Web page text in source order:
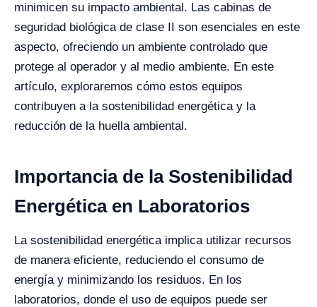
minimicen su impacto ambiental. Las cabinas de
seguridad biológica de clase II son esenciales en este
aspecto, ofreciendo un ambiente controlado que
protege al operador y al medio ambiente. En este
artículo, exploraremos cómo estos equipos
contribuyen a la sostenibilidad energética y la
reducción de la huella ambiental.
Importancia de la Sostenibilidad
Energética en Laboratorios
La sostenibilidad energética implica utilizar recursos
de manera eficiente, reduciendo el consumo de
energía y minimizando los residuos. En los
laboratorios, donde el uso de equipos puede ser